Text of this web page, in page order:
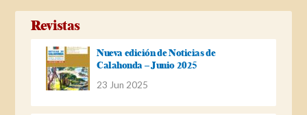
Revistas
Nueva edición de Noticias de
Calahonda – Junio 2025
23 Jun 2025